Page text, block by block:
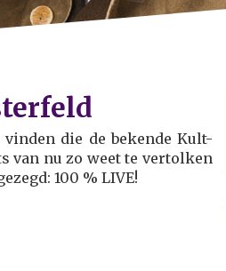
die de bekende Kult-
van nu zo weet te vertolken
100 % LIVE!